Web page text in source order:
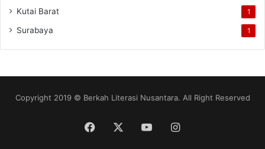
Kutai Barat 1
Surabaya 1
Copyright 2019 © Berkah Literasi Nusantara. All Right Reserved
Facebook YouTubeInstagram